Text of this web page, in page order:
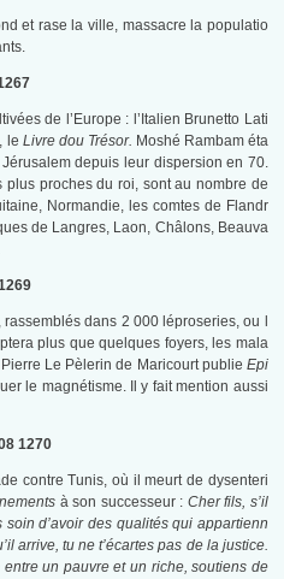
et rase la ville, massacre la populatio
de l’Europe : l’Italien Brunetto Lati
le Livre dou Trésor. Moshé Rambam éta
depuis leur dispersion en 70.
plus proches du roi, sont au nombre de
Normandie, les comtes de Flandr
de Langres, Laon, Châlons, Beauva
dans 2 000 léproseries, ou l
plus que quelques foyers, les mala
Le Pèlerin de Maricourt publie Epi
le magnétisme. Il y fait mention aussi
1270
contre Tunis, où il meurt de dysenteri
à son successeur : Cher fils, s’il
d’avoir des qualités qui appartienn
arrive, tu ne t’écartes pas de la justice.
un pauvre et un riche, soutiens de